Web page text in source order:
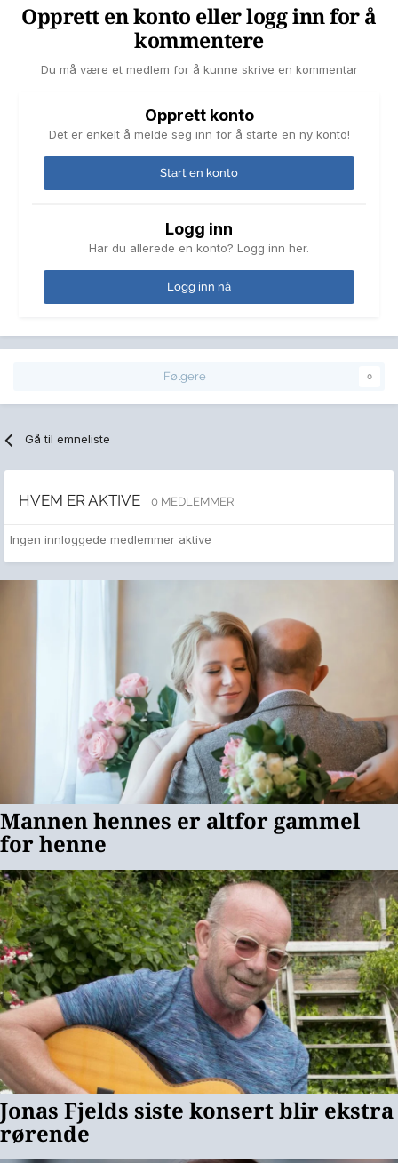
Opprett en konto eller logg inn for å
kommentere
Du må være et medlem for å kunne skrive en kommentar
Opprett konto
Det er enkelt å melde seg inn for å starte en ny konto!
Start en konto
Logg inn
Har du allerede en konto? Logg inn her.
Logg inn nå
Følgere 0
Gå til emneliste
HVEM ER AKTIVE 0 MEDLEMMER
Ingen innloggede medlemmer aktive